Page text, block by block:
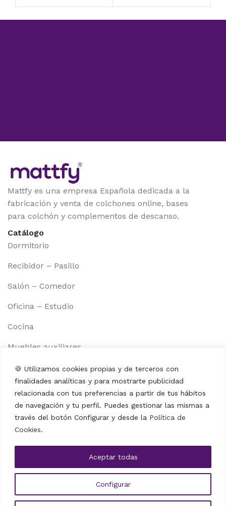
🍪 Utilizamos cookies propias y de terceros con
finalidades analíticas y para mostrarte publicidad
relacionada con tus preferencias a partir de tus hábitos
de navegación y tu perfil. Puedes gestionar las mismas a
través del botón Configurar y desde la Política de
Cookies.
Configurar
Aceptar todas
Mattfy es una empresa Española dedicada a la
fabricación y venta de colchones online, bases
para colchón y complementos de descanso.
Catálogo
Dormitorio
Recibidor – Pasillo
Salón – Comedor
Oficina – Estudio
Cocina
Muebles auxiliares
Aviso legal
Política de cookies
Política de privacidad
Términos y condiciones
Amazon Store